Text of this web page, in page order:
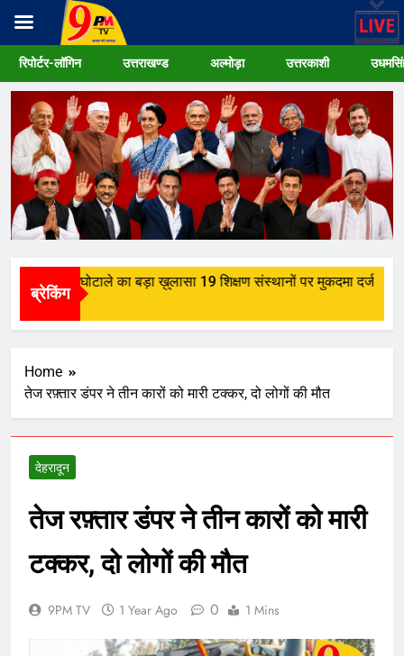
Skip
content
रिपोर्टर-लॉगिन उत्तराखण्ड अल्मोड़ा उत्तरकाशी
ब्रेकिंग
में छात्रवृत्ति घोटाले का बड़ा ख़ुलासा 19 शिक्षण संस्थानों पर मुकदमा दर्ज
Home
तेज रफ़्तार डंपर ने तीन कारों को मारी टक्कर, दो लोगों की मौत
देहरादून
तेज रफ़्तार डंपर ने तीन कारों को मारी
टक्कर, दो लोगों की मौत
9PM TV 1 Year Ago 0 1 Mins